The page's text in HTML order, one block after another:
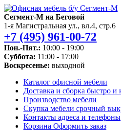
Сегмент-М на Беговой
1-я Магистральная ул., вл.4, стр.6
+7 (495) 961-00-72
Пон.-Пят.: 10:00 - 19:00
Суббота: 11:00 - 17:00
Воскресенье: выходной
Каталог офисной мебели
Доставка и сборка быстро и
Производство мебели
Скупка мебели срочный
Контакты адреса и телефоны
Корзина Оформить заказ